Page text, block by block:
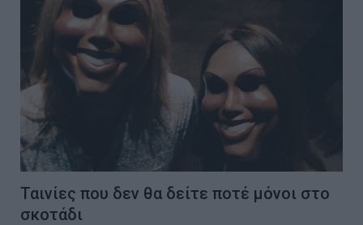
Ταινίες που δεν θα δείτε ποτέ μόνοι στο
σκοτάδι